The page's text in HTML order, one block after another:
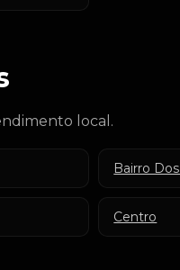
local.
Bairro
Centro